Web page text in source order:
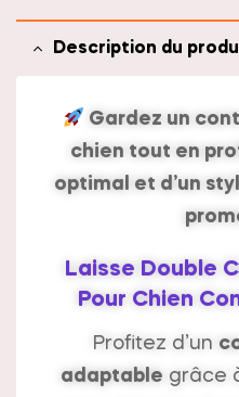
Description du
Gardez un
chien tout en
optimal et d’un
Laisse Double
Pour Chien
Profitez d’un
adaptable grâce